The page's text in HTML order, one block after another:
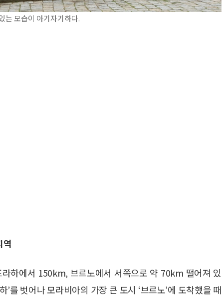
는 모습이 아기자기하다.
역
하에서 150km, 브르노에서 서쪽으로 약 70km 떨어져 있
를 벗어나 모라비아의 가장 큰 도시 ‘브르노’에 도착했을 때